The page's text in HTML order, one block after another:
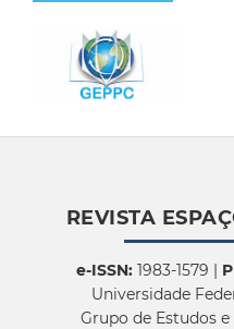
REVISTA
e-ISSN:1983-1579 |
Universidade
Grupo de Estudos